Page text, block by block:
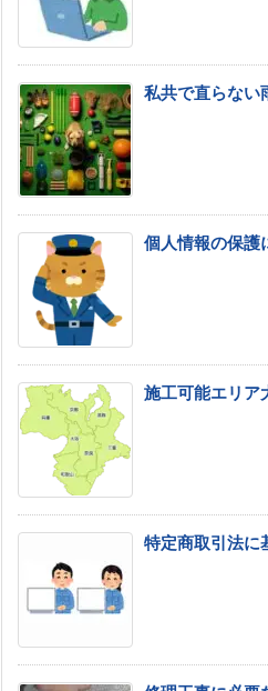
私共で直らない
個人情報の保護
施工可能エリア
特定商取引法に